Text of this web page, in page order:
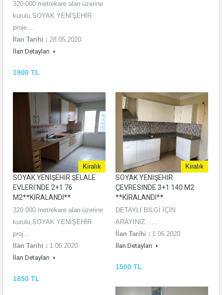
320.000 metrekare alan üzerine
kurulu,SOYAK YENİŞEHİR
proje…
İlan Tarihi : 28.05.2020
İlan Detayları
1900 TL
Kiralık
SOYAK YENİŞEHİR ŞELALE
EVLERİ'NDE 2+1 76
M2**KİRALANDI**
320.000 metrekare alan üzerine
kurulu,SOYAK YENİŞEHİR
proj…
İlan Tarihi : 1.06.2020
İlan Detayları
1850 TL
Kiralık
SOYAK YENİŞEHİR
ÇEVRESİNDE 3+1 140 M2
**KİRALANDI**
DETAYLI BİLGİ İÇİN
ARAYINIZ...…
İlan Tarihi : 1.06.2020
İlan Detayları
1500 TL